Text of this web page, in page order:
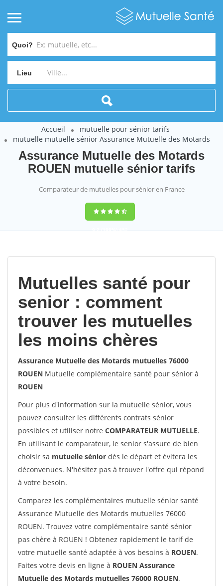
Quoi?
Lieu
Accueil
mutuelle pour sénior tarifs
mutuelle mutuelle sénior Assurance Mutuelle des Motards
Assurance Mutuelle des Motards
ROUEN mutuelle sénior tarifs
Comparateur de mutuelles pour sénior en France
9,2(100%)452
Mutuelles santé pour
senior : comment
trouver les mutuelles
les moins chères
Assurance Mutuelle des Motards mutuelles 76000
ROUEN Mutuelle complémentaire santé pour sénior à
ROUEN
Pour plus d'information sur la mutuelle sénior, vous
pouvez consulter les différents contrats sénior
possibles et utiliser notre COMPARATEUR MUTUELLE.
En utilisant le comparateur, le senior s'assure de bien
choisir sa mutuelle sénior dès le départ et évitera les
déconvenues. N'hésitez pas à trouver l'offre qui répond
à votre besoin.
Comparez les complémentaires mutuelle sénior santé
Assurance Mutuelle des Motards mutuelles 76000
ROUEN. Trouvez votre complémentaire santé sénior
pas chère à ROUEN ! Obtenez rapidement le tarif de
votre mutuelle santé adaptée à vos besoins à ROUEN.
Faites votre devis en ligne à ROUEN Assurance
Mutuelle des Motards mutuelles 76000 ROUEN.